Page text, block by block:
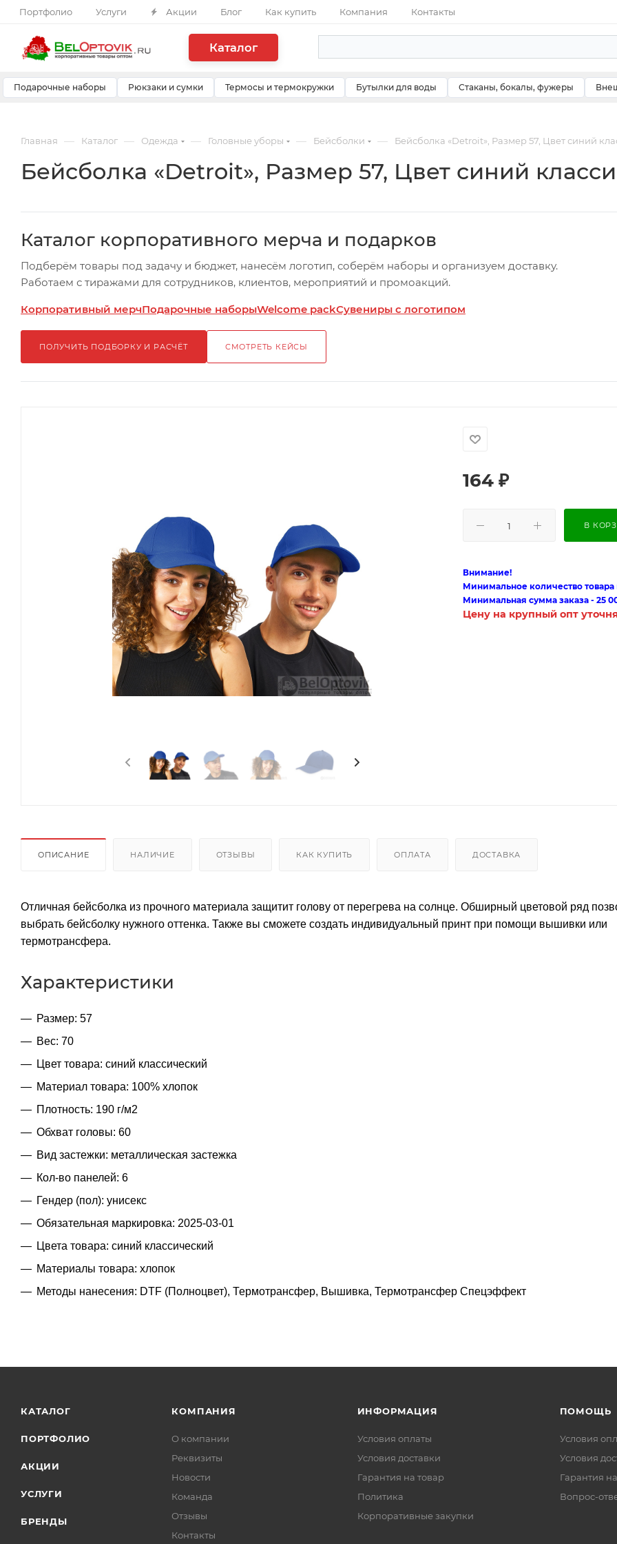
Портфолио Услуги Акции Блог Как купить Компания Контакты
Каталог
Подарочные наборы Рюкзаки и сумки Термосы и термокружки Бутылки для воды Стаканы, бокалы, фужеры
Главная — Каталог — Одежда — Головные уборы — Бейсболки — Бейсболка «Detroit», Размер 57, Цвет синий
Бейсболка «Detroit», Размер 57, Цвет синий
Каталог корпоративного мерча и подарков
Подберём товары под задачу и бюджет, нанесём логотип, соберём наборы и организуем доставку.
Работаем с тиражами для сотрудников, клиентов, мероприятий и промоакций.
Корпоративный мерчПодарочные наборыWelcome packСувениры с логотипом
ПОЛУЧИТЬ ПОДБОРКУ И РАСЧЁТ СМОТРЕТЬ КЕЙСЫ
164 ₽
В
Внимание!
Минимальное количество товара
Минимальная сумма заказа - 25
Цену на крупный опт
ОПИСАНИЕ НАЛИЧИЕ ОТЗЫВЫ КАК КУПИТЬ ОПЛАТА ДОСТАВКА
Отличная бейсболка из прочного материала защитит голову от перегрева на солнце. Обширный цветовой ряд
выбрать бейсболку нужного оттенка. Также вы сможете создать индивидуальный принт при помощи вышивки или
термотрансфера.
Характеристики
Размер: 57
Вес: 70
Цвет товара: синий классический
Материал товара: 100% хлопок
Плотность: 190 г/м2
Обхват головы: 60
Вид застежки: металлическая застежка
Кол-во панелей: 6
Гендер (пол): унисекс
Обязательная маркировка: 2025-03-01
Цвета товара: синий классический
Материалы товара: хлопок
Методы нанесения: DTF (Полноцвет), Термотрансфер, Вышивка, Термотрансфер Спецэффект
КАТАЛОГ
ПОРТФОЛИО
АКЦИИ
УСЛУГИ
БРЕНДЫ
КОМПАНИЯ
О компании
Реквизиты
Новости
Команда
Отзывы
Контакты
ИНФОРМАЦИЯ
Условия оплаты
Условия доставки
Гарантия на товар
Политика
Корпоративные закупки
ПОМОЩЬ
Условия
Условия
Гарантия
Вопрос-